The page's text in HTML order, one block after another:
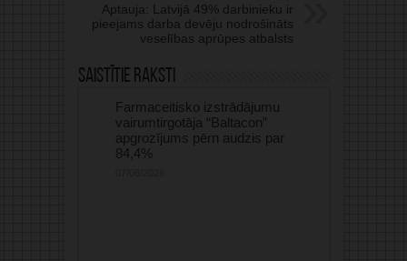
Aptauja: Latvijā 49% darbinieku ir
pieejams darba devēju nodrošināts
veselības aprūpes atbalsts
Saistītie raksti
Farmaceitisko izstrādājumu
vairumtirgotāja “Baltacon”
apgrozījums pērn audzis par
84,4%